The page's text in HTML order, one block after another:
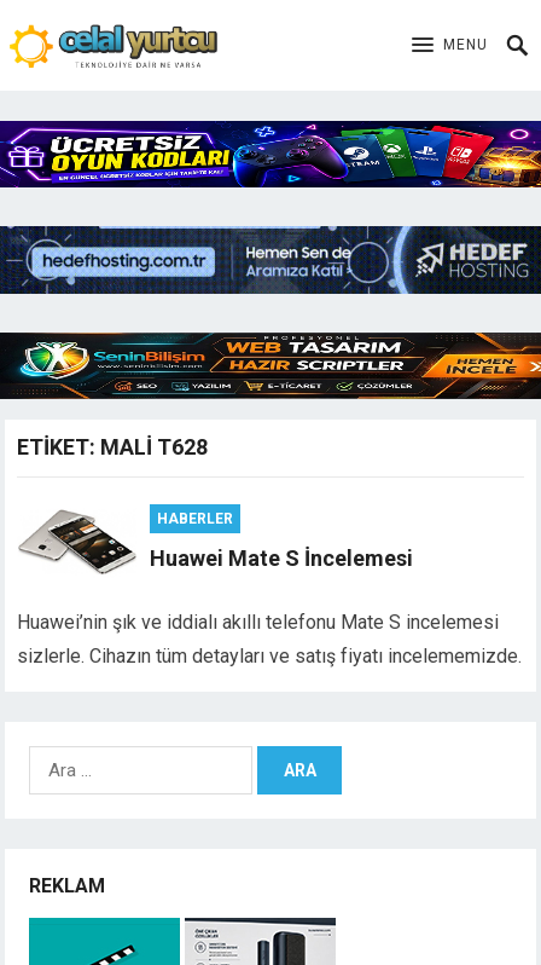
MENU
ETIKET: MALI T628
HABERLER
Huawei Mate S İncelemesi
Huawei’nin şık ve iddialı akıllı telefonu Mate S incelemesi
sizlerle. Cihazın tüm detayları ve satış fiyatı incelememizde.
Arama:
REKLAM